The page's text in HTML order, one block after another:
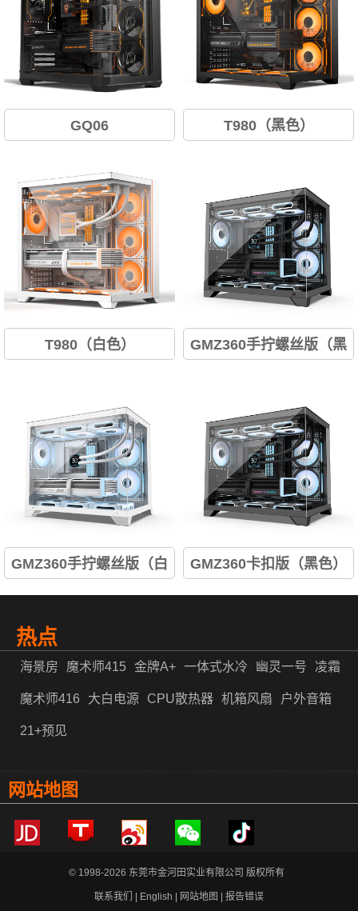
GQ06 T980（黑色）
T980（白色）
GMZ360手拧螺丝版（黑
GMZ360手拧螺丝版（白
色）
GMZ360卡扣版（黑色）
热点
海景房 魔术师415 金牌A+ 一体式水冷 幽灵一号 凌霜
魔术师416 大白电源 CPU散热器 机箱风扇 户外音箱
21+预见
网站地图
© 1998-2026 东莞市金河田实业有限公司 版权所有
联系我们 English 网站地图 报告错误